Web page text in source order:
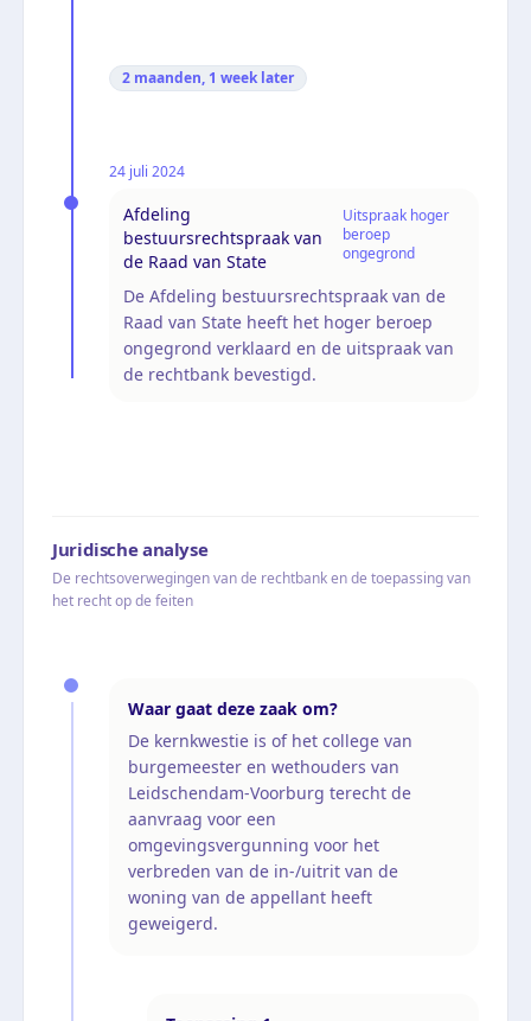
2 maanden, 1 week later
24 juli 2024
Afdeling
bestuursrechtspraak van
de Raad van State
Uitspraak hoger
beroep
ongegrond
De Afdeling bestuursrechtspraak van de
Raad van State heeft het hoger beroep
ongegrond verklaard en de uitspraak van
de rechtbank bevestigd.
Juridische analyse
De rechtsoverwegingen van de rechtbank en de toepassing van
het recht op de feiten
Waar gaat deze zaak om?
De kernkwestie is of het college van
burgemeester en wethouders van
Leidschendam-Voorburg terecht de
aanvraag voor een
omgevingsvergunning voor het
verbreden van de in-/uitrit van de
woning van de appellant heeft
geweigerd.